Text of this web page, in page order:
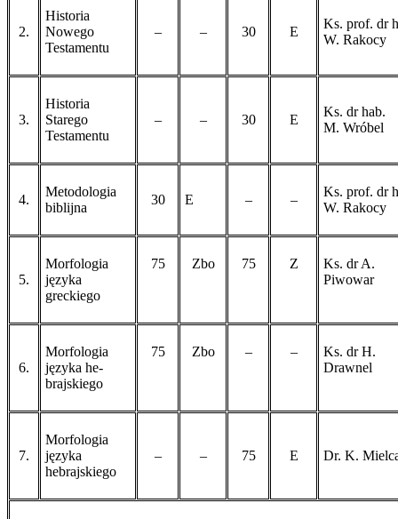
2.
Historia
Nowego
Testamentu
– – 30 E
Ks. prof. dr
W. Rakocy
3.
Historia
Starego
Testamentu
– – 30 E
Ks. dr hab.
M. Wróbel
4.
Metodologia
biblijna
30 E – –
Ks. prof. dr
W. Rakocy
5.
Morfologia
języka
greckiego
75 Zbo 75 Z
Ks. dr A.
Piwowar
6.
Morfologia
języka he­
brajskiego
75 Zbo – –
Ks. dr H.
Drawnel
7.
Morfologia
języka
hebrajskiego
– – 75 E Dr. K.